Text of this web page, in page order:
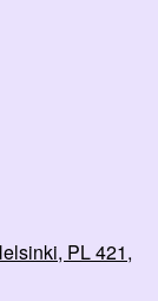
PL 421,